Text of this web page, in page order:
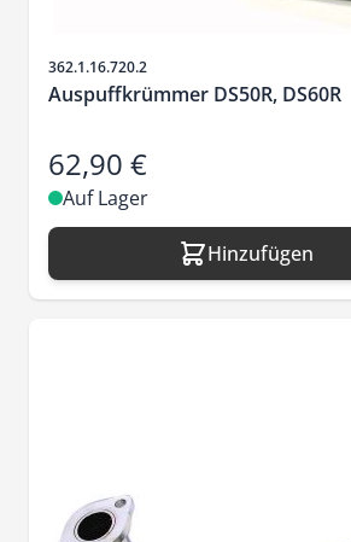
Artikelnr.
362.1.16.720.2
Auspuffkrümmer DS50R, DS60R
62,90 €
Auf Lager
Hinzufügen